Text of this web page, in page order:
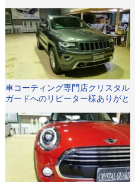
車コーティング専門店クリスタル
ガードへのリピーター様ありがと